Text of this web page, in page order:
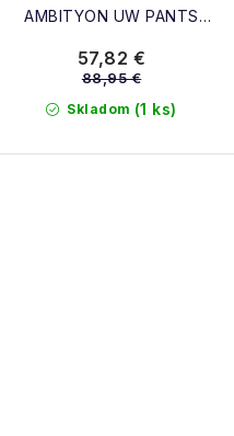
AMBITYON UW PANTS
melange/atlatic/orangeshiny
Skladom (1 ks)
57,82 €
88,95 €